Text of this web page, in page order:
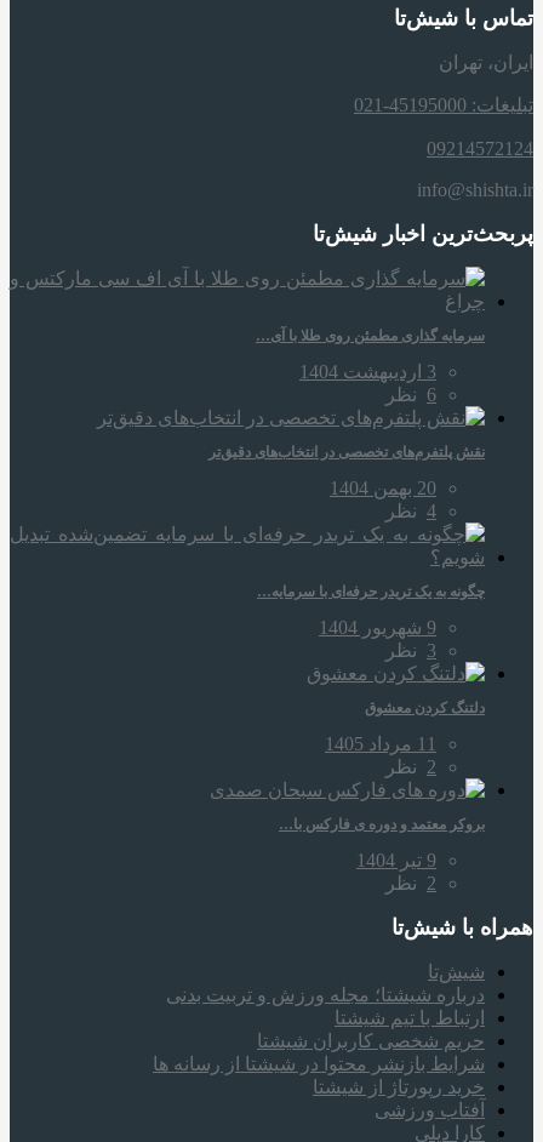
تماس با شیش‌تا
ایران، تهران
تبلیغات: 45195000-021
09214572124
info@shishta.ir
پربحث‌ترین اخبار شیش‌تا
سرمایه‌ گذاری مطمئن روی طلا با آی…
3 اردیبهشت 1404
6 نظر
نقش پلتفرم‌های تخصصی در انتخاب‌های دقیق‌تر
20 بهمن 1404
4 نظر
چگونه به یک تریدر حرفه‌ای با سرمایه…
9 شهریور 1404
3 نظر
دلتنگ کردن معشوق
11 مرداد 1405
2 نظر
بروکر معتمد و دوره‌ ی فارکس با…
9 تیر 1404
2 نظر
همراه‌ با شیش‌تا
شیش‌تا
درباره شیشتا؛ مجله ورزش و تربیت بدنی
ارتباط با تیم شیشتا
حریم شخصی کاربران شیشتا
شرایط بازنشر محتوا در شیشتا از رسانه ها
خرید رپورتاژ از شیشتا
آفتاب ورزشی
کارا دیلی